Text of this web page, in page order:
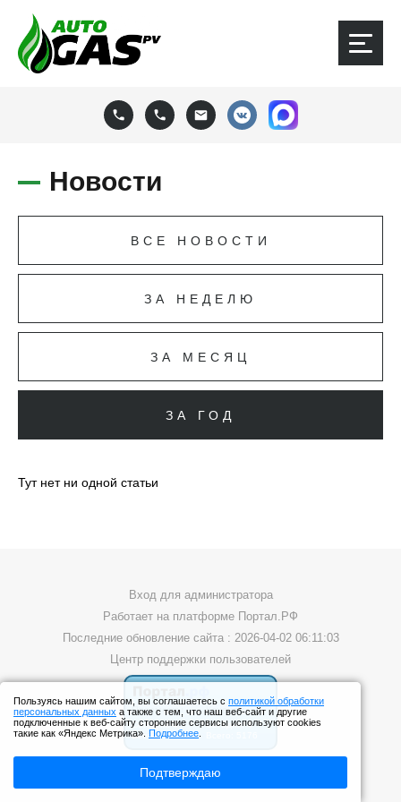
Пользуясь нашим сайтом, вы соглашаетесь с политикой обработки
персональных данных а также с тем, что наш веб-сайт и другие
подключенные к веб-сайту сторонние сервисы используют cookies
такие как «Яндекс Метрика». Подробнее
Подтверждаю
Новости
ВСЕ НОВОСТИ
ЗА НЕДЕЛЮ
ЗА МЕСЯЦ
ЗА ГОД
Тут нет ни одной статьи
Вход для администратора
Работает на платформе Портал.РФ
Последние обновление сайта : 2026-04-02 06:11:03
Центр поддержки пользователей